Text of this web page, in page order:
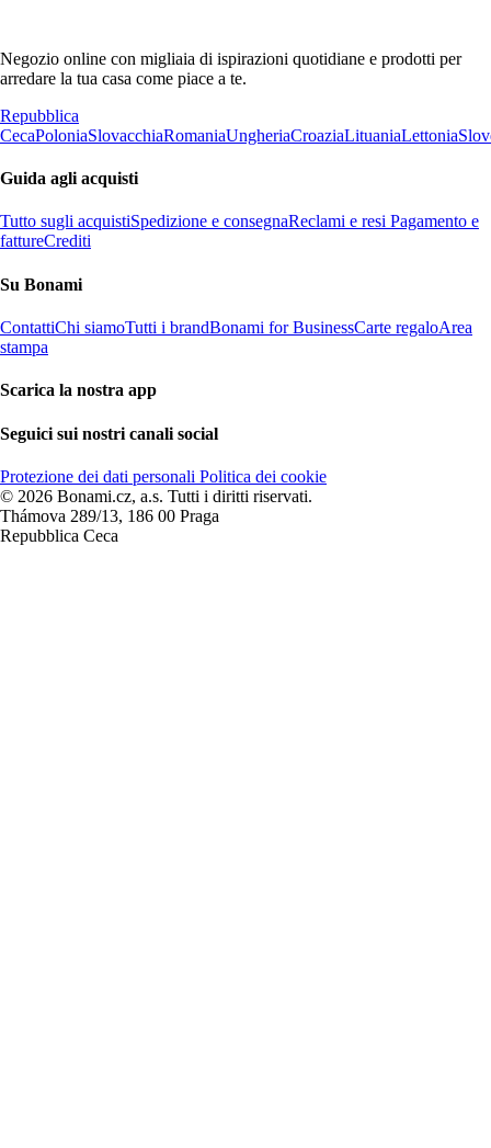
Negozio online con migliaia di ispirazioni quotidiane e prodotti per
arredare la tua casa come piace a te.
Repubblica
CecaPoloniaSlovacchiaRomaniaUngheriaCroaziaLituaniaLettonia
Guida agli acquisti
Tutto sugli acquistiSpedizione e consegnaReclami e resi Pagamento e
fattureCrediti
Su Bonami
ContattiChi siamoTutti i brandBonami for BusinessCarte regaloArea
stampa
Scarica la nostra app
Seguici sui nostri canali social
Protezione dei dati personali Politica dei cookie
© 2026 Bonami.cz, a.s. Tutti i diritti riservati.
Thámova 289/13, 186 00 Praga
Repubblica Ceca